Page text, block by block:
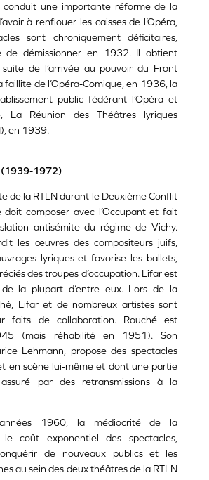
conduit une importante réforme de la
à renflouer les caisses de l’Opéra,
sont chroniquement déficitaires,
de démissionner en 1932. Il obtient
de l’arrivée au pouvoir du Front
faillite de l’Opéra-Comique, en 1936, la
public fédérant l’Opéra et
La Réunion des Théâtres lyriques
en 1939.
(1939-1972)
de la RTLN durant le Deuxième Conflit
doit composer avec l’Occupant et fait
antisémite du régime de Vichy.
les œuvres des compositeurs juifs,
lyriques et favorise les ballets,
des troupes d’occupation. Lifar est
la plupart d’entre eux. Lors de la
Lifar et de nombreux artistes sont
faits de collaboration. Rouché est
(mais réhabilité en 1951). Son
Lehmann, propose des spectacles
en scène lui-même et dont une partie
par des retransmissions à la
1960, la médiocrité de la
le coût exponentiel des spectacles,
de nouveaux publics et les
au sein des deux théâtres de la RTLN